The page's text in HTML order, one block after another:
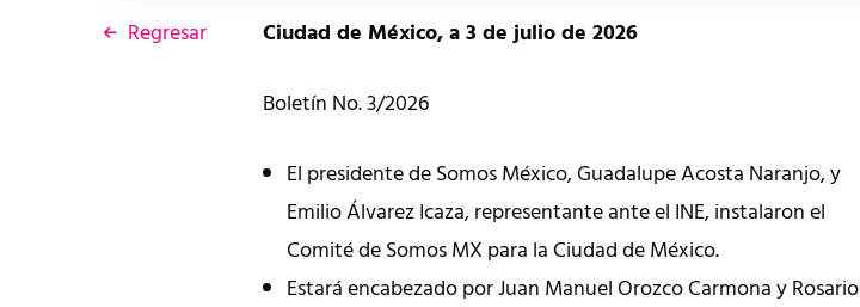
Regresar Ciudad de México, a 3 de julio de 2026
Boletín No. 3/2026
El presidente de Somos México, Guadalupe Acosta Naranjo, y
Emilio Álvarez Icaza, representante ante el INE, instalaron el
Comité de Somos MX para la Ciudad de México.
Estará encabezado por Juan Manuel Orozco Carmona y Rosario